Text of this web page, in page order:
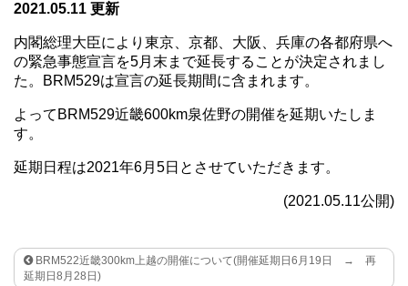
2021.05.11 更新
内閣総理大臣により東京、京都、大阪、兵庫の各都府県へ
の緊急事態宣言を5月末まで延長することが決定されまし
た。BRM529は宣言の延長期間に含まれます。
よってBRM529近畿600km泉佐野の開催を延期いたしま
す。
延期日程は2021年6月5日とさせていただきます。
(2021.05.11公開)
BRM522近畿300km上越の開催について(開催延期日6月19日 → 再
延期日8月28日)